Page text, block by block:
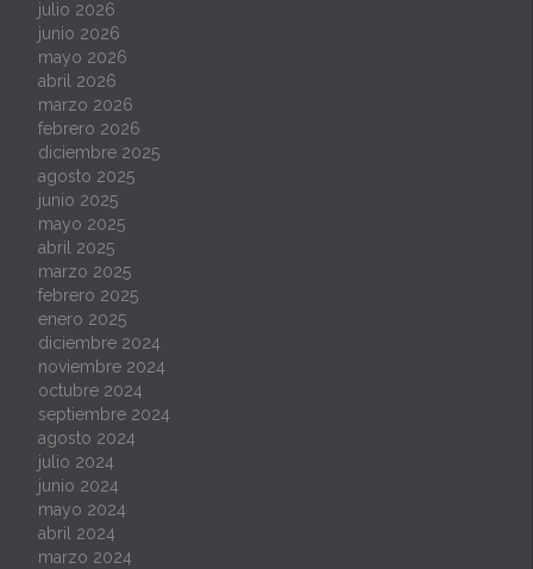
julio 2026
junio 2026
mayo 2026
abril 2026
marzo 2026
febrero 2026
diciembre 2025
agosto 2025
junio 2025
mayo 2025
abril 2025
marzo 2025
febrero 2025
enero 2025
diciembre 2024
noviembre 2024
octubre 2024
septiembre 2024
agosto 2024
julio 2024
junio 2024
mayo 2024
abril 2024
marzo 2024